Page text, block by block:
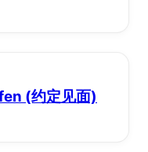
(约定见面)